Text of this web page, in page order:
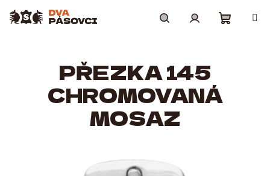
PŘEZKA 145
CHROMOVANÁ
MOSAZ